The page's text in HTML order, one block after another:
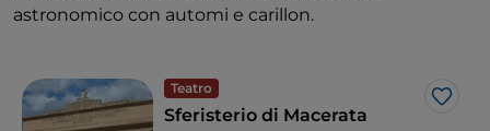
astronomico con automi e carillon.
Teatro
Like
Sferisterio di Macerata